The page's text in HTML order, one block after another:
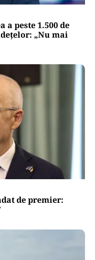
a peste 1.500 de
„Nu mai
de premier: